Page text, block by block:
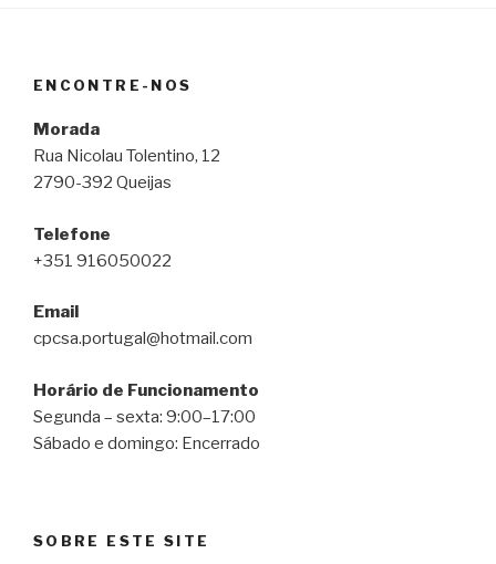
ENCONTRE-NOS
Morada
Rua Nicolau Tolentino, 12
2790-392 Queijas
Telefone
+351 916050022
Email
cpcsa.portugal@hotmail.com
Horário de Funcionamento
Segunda – sexta: 9:00–17:00
Sábado e domingo: Encerrado
SOBRE ESTE SITE